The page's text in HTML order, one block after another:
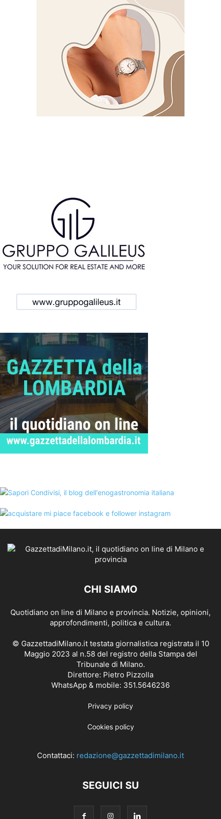
CHI SIAMO
Quotidiano on line di Milano e provincia. Notizie, opinioni,
approfondimenti, politica e cultura.
© GazzettadiMilano.it testata giornalistica registrata il 10
Maggio 2023 al n.58 del registro della Stampa del
Tribunale di Milano.
Direttore: Pietro Pizzolla
WhatsApp & mobile: 351.5646236
Privacy policy
Cookies policy
Contattaci: redazione@gazzettadimilano.it
SEGUICI SU